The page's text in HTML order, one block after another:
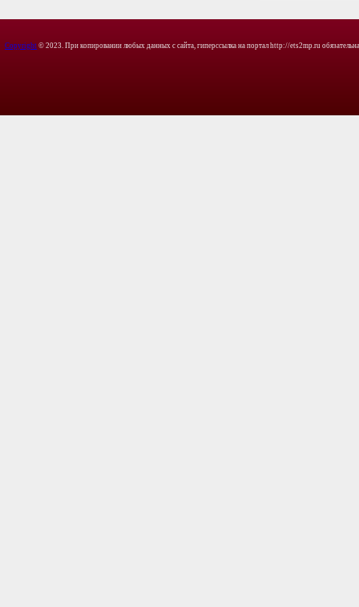
Copyright © 2023. При копировании любых данных с сайта, гиперссылка на портал http://ets2mp.ru